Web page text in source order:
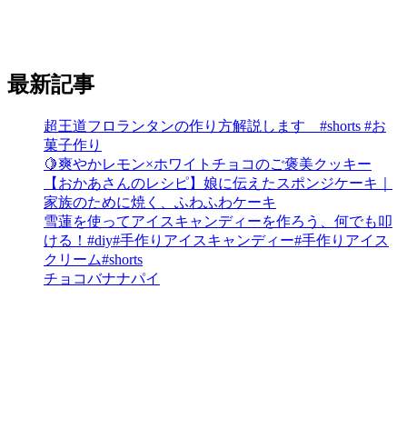
最新記事
超王道フロランタンの作り方解説します #shorts #お
菓子作り
🍋爽やかレモン×ホワイトチョコのご褒美クッキー
【おかあさんのレシピ】娘に伝えたスポンジケーキ｜
家族のために焼く、ふわふわケーキ
雪蓮を使ってアイスキャンディーを作ろう、何でも叩
ける！#diy#手作りアイスキャンディー#手作りアイス
クリーム#shorts
チョコバナナパイ